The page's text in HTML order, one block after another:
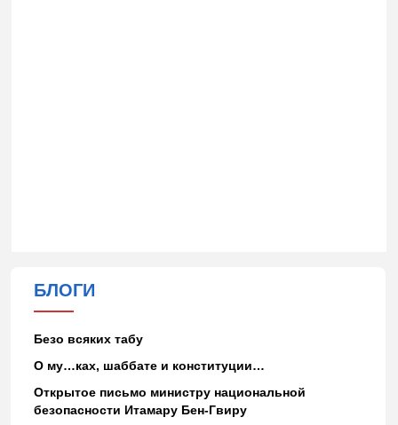
БЛОГИ
Безо всяких табу
О му…ках, шаббате и конституции…
Открытое письмо министру национальной
безопасности Итамару Бен-Гвиру